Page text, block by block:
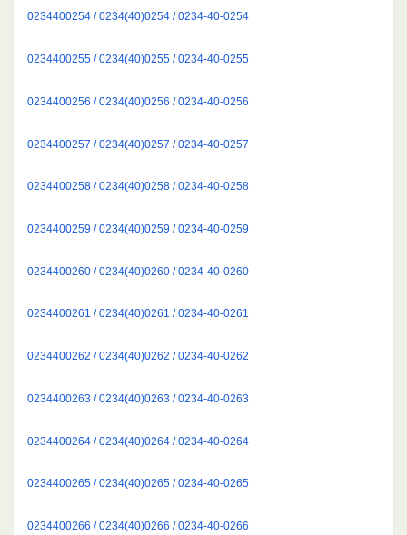
0234400254 / 0234(40)0254 / 0234-40-0254
0234400255 / 0234(40)0255 / 0234-40-0255
0234400256 / 0234(40)0256 / 0234-40-0256
0234400257 / 0234(40)0257 / 0234-40-0257
0234400258 / 0234(40)0258 / 0234-40-0258
0234400259 / 0234(40)0259 / 0234-40-0259
0234400260 / 0234(40)0260 / 0234-40-0260
0234400261 / 0234(40)0261 / 0234-40-0261
0234400262 / 0234(40)0262 / 0234-40-0262
0234400263 / 0234(40)0263 / 0234-40-0263
0234400264 / 0234(40)0264 / 0234-40-0264
0234400265 / 0234(40)0265 / 0234-40-0265
0234400266 / 0234(40)0266 / 0234-40-0266